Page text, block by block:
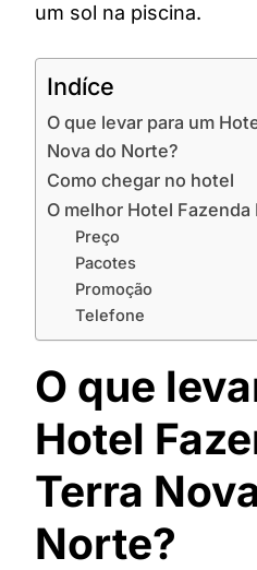
um sol na piscina.
Indíce
O que levar para um
Nova do Norte?
Como chegar no hotel
O melhor Hotel Fazenda
Preço
Pacotes
Promoção
Telefone
O que
Hotel
Terra
Norte?